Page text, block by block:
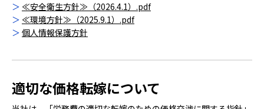
≪安全衛生方針≫（2026.4.1）.pdf
≪環境方針≫（2025.9.1）.pdf
個人情報保護方針
適切な価格転嫁について